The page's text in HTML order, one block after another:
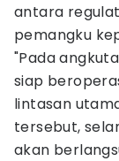
antara
pemangku
"Pada
siap
lintasan
tersebut,
akan